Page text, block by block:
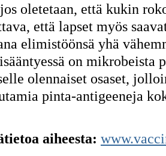
oletetaan, että kukin
että lapset myös
elimistöönsä yhä
on mikrobeista
olennaiset osaset,
pinta-antigeeneja
aiheesta: